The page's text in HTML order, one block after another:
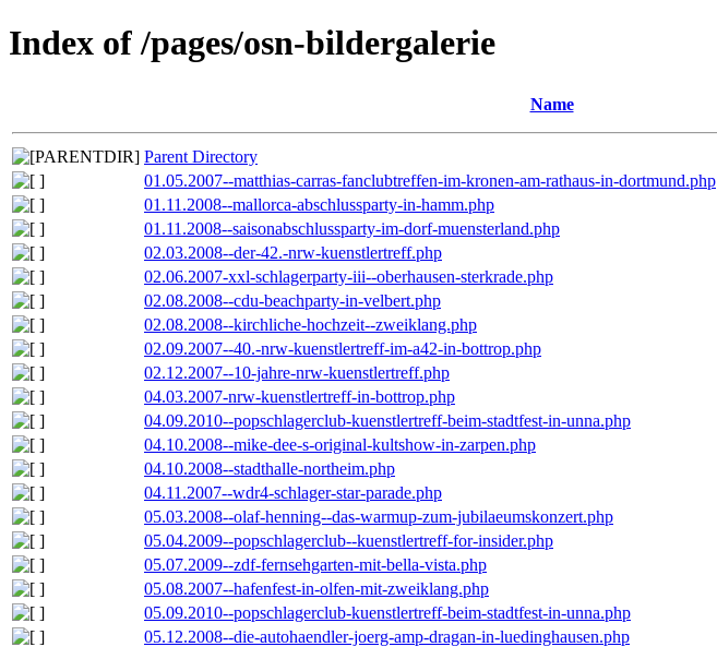
Index of /pages/osn-bildergalerie
Name
Parent Directory
01.05.2007--matthias-carras-fanclubtreffen-im-kronen-am-rathaus-in-dortmund.php
01.11.2008--mallorca-abschlussparty-in-hamm.php
01.11.2008--saisonabschlussparty-im-dorf-muensterland.php
02.03.2008--der-42.-nrw-kuenstlertreff.php
02.06.2007-xxl-schlagerparty-iii--oberhausen-sterkrade.php
02.08.2008--cdu-beachparty-in-velbert.php
02.08.2008--kirchliche-hochzeit--zweiklang.php
02.09.2007--40.-nrw-kuenstlertreff-im-a42-in-bottrop.php
02.12.2007--10-jahre-nrw-kuenstlertreff.php
04.03.2007-nrw-kuenstlertreff-in-bottrop.php
04.09.2010--popschlagerclub-kuenstlertreff-beim-stadtfest-in-unna.php
04.10.2008--mike-dee-s-original-kultshow-in-zarpen.php
04.10.2008--stadthalle-northeim.php
04.11.2007--wdr4-schlager-star-parade.php
05.03.2008--olaf-henning--das-warmup-zum-jubilaeumskonzert.php
05.04.2009--popschlagerclub--kuenstlertreff-for-insider.php
05.07.2009--zdf-fernsehgarten-mit-bella-vista.php
05.08.2007--hafenfest-in-olfen-mit-zweiklang.php
05.09.2010--popschlagerclub-kuenstlertreff-beim-stadtfest-in-unna.php
05.12.2008--die-autohaendler-joerg-amp-dragan-in-luedinghausen.php